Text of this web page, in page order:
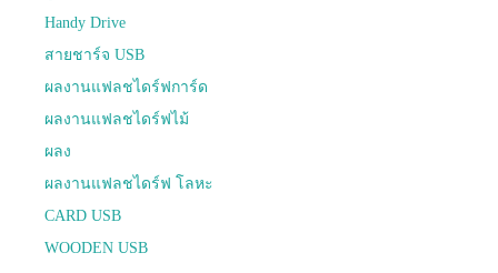
Handy Drive
สายชาร์จ USB
ผลงานแฟลชไดร์ฟการ์ด
ผลงานแฟลชไดร์ฟไม้
ผลง
ผลงานแฟลชไดร์ฟ โลหะ
CARD USB
WOODEN USB